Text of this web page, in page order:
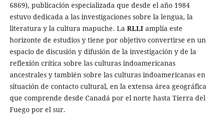
6869), publicación especializada que desde el año 1984
estuvo dedicada a las investigaciones sobre la lengua, la
literatura y la cultura mapuche. La RLLIamplía este
horizonte de estudios y tiene por objetivo convertirse en un
espacio de discusión y difusión de la investigación y de la
reflexión crítica sobre las culturas indoamericanas
ancestrales y también sobre las culturas indoamericanas en
situación de contacto cultural, en la extensa área geográfica
que comprende desde Canadá por el norte hasta Tierra del
Fuego por el sur.